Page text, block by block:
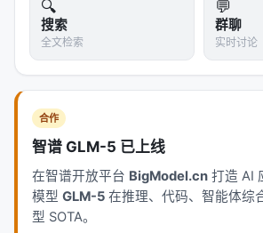
大，相对优势越明显。
---
1. 配置空间是组合爆炸的
Agent 数量 × 模型选择 × 提示词变
工具组合 = 天文数字。梯度下降无
间，但进化算法的种群搜索天然适合
🔍
搜索
全文检索
💬
群聊
实时讨论
合作
智谱 GLM-5 已上线
在智谱开放平台 BigModel.cn 打造 AI
模型 GLM-5 在推理、代码、智能体综
型 SOTA。